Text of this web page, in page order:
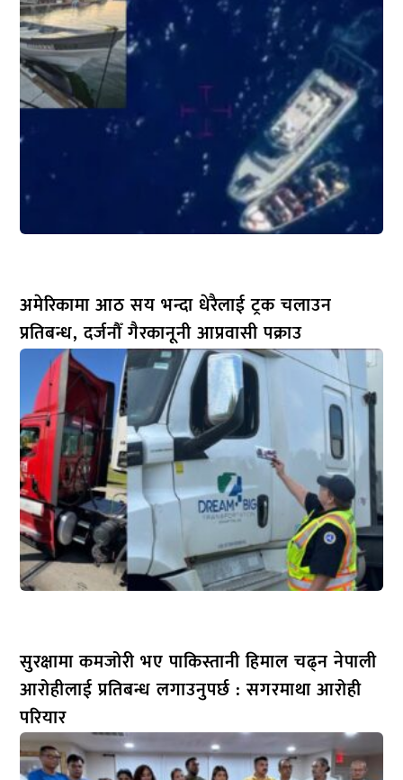
अमेरिकामा आठ सय भन्दा धेरैलाई ट्रक चलाउन
प्रतिबन्ध, दर्जनौँ गैरकानूनी आप्रवासी पक्राउ
सुरक्षामा कमजोरी भए पाकिस्तानी हिमाल चढ्न नेपाली
आरोहीलाई प्रतिबन्ध लगाउनुपर्छ : सगरमाथा आरोही
परियार